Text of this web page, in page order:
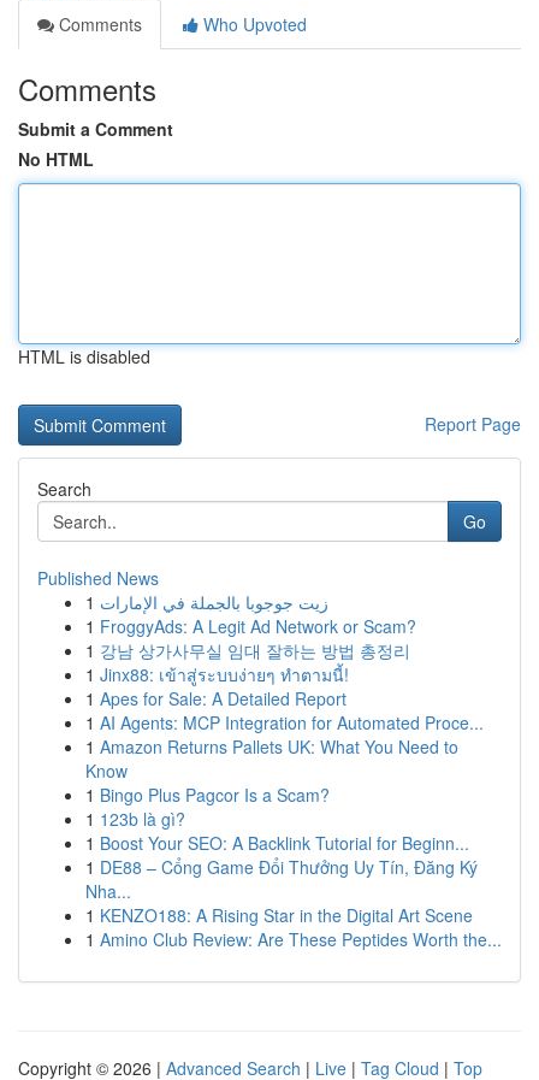
Comments
Who Upvoted
Comments
Submit a Comment
No HTML
HTML is disabled
Report Page
Search
Go
Published News
1 زيت جوجوبا بالجملة في الإمارات
1 FroggyAds: A Legit Ad Network or Scam?
1 강남 상가사무실 임대 잘하는 방법 총정리
1 Jinx88: เข้าสู่ระบบง่ายๆ ทำตามนี้!
1 Apes for Sale: A Detailed Report
1 AI Agents: MCP Integration for Automated Proce...
1 Amazon Returns Pallets UK: What You Need to
Know
1 Bingo Plus Pagcor Is a Scam?
1 123b là gì?
1 Boost Your SEO: A Backlink Tutorial for Beginn...
1 DE88 – Cổng Game Đổi Thưởng Uy Tín, Đăng Ký
Nha...
1 KENZO188: A Rising Star in the Digital Art Scene
1 Amino Club Review: Are These Peptides Worth the...
Copyright © 2026 | Advanced Search | Live | Tag Cloud | Top